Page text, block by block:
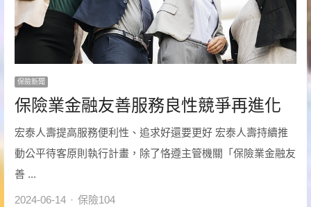
保險新聞
保險業金融友善服務良性競爭再進化
宏泰人壽提高服務便利性、追求好還要更好 宏泰人壽持續推
動公平待客原則執行計畫，除了恪遵主管機關「保險業金融友
善 ...
2024-06-14 Author
保險104